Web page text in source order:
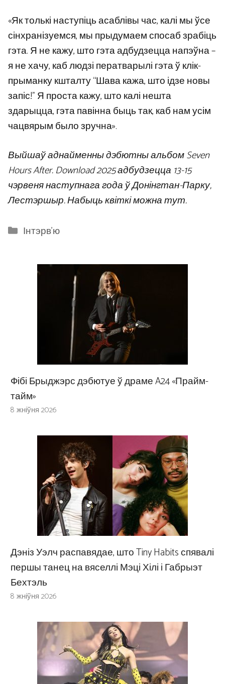
«Як толькі наступіць асаблівы час, калі мы ўсе
сінхранізуемся, мы прыдумаем спосаб зрабіць
гэта. Я не кажу, што гэта адбудзецца напэўна –
я не хачу, каб людзі ператварылі гэта ў клік-
прыманку кшталту “Шава кажа, што ідзе новы
запіс!” Я проста кажу, што калі нешта
здарыцца, гэта павінна быць так, каб нам усім
чацвярым было зручна».
Выйшаў аднайменны дэбютны альбом Seven
Hours After.Download 2025 адбудзецца 13-15
чэрвеня наступнага года ў Донінгтан-Парку,
Лестэршыр. Набыць квіткі можна тут.
Categories
Інтэрв'ю
Фібі Брыджэрс дэбютуе ў драме A24 «Прайм-
тайм»
8 жніўня 2026
Дэніз Уэлч распавядае, што Tiny Habits спявалі
першы танец на вяселлі Мэці Хілі і Габрыэт
Бехтэль
8 жніўня 2026